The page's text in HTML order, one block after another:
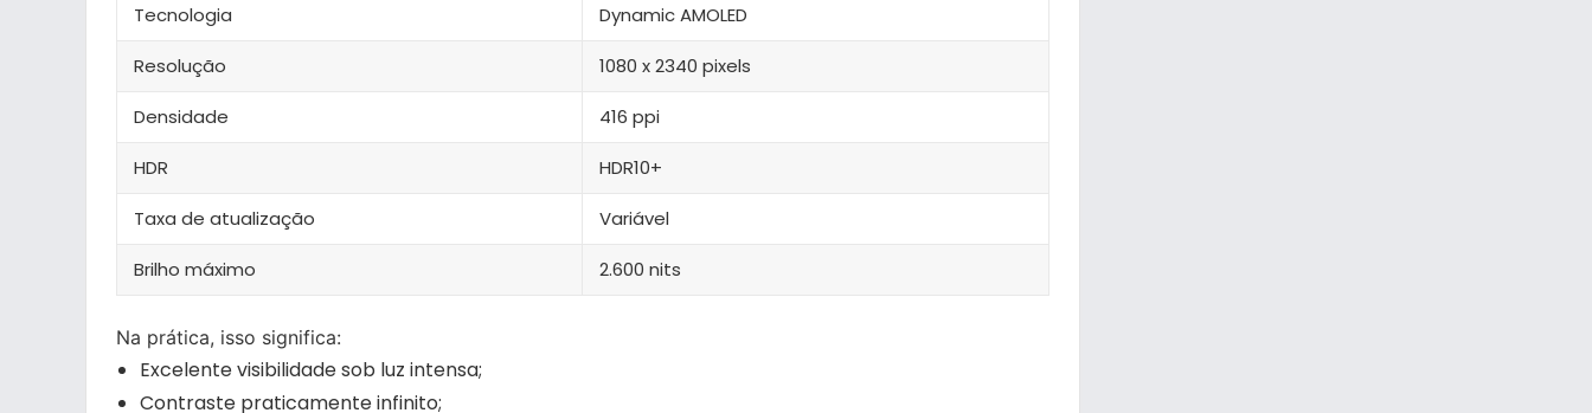
Tecnologia Dynamic AMOLED
Resolução 1080 x 2340 pixels
Densidade 416 ppi
HDR HDR10+
Taxa de atualização Variável
Brilho máximo 2.600 nits
Na prática, isso significa:
Excelente visibilidade sob luz intensa;
Contraste praticamente infinito;